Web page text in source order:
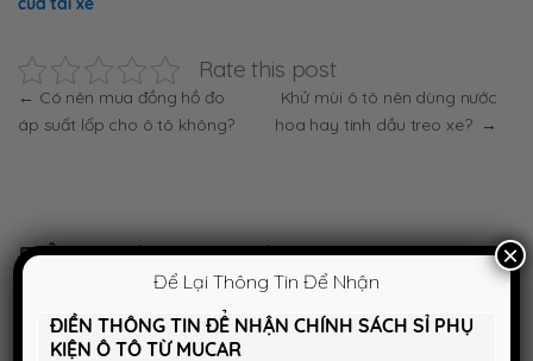
Rate this post
Điều
hướng
viết
← Có nên mua đồng hồ đo
áp suất lốp cho ô tô không?
Khử mùi ô tô nên dùng nước
hoa hay tinh dầu treo xe? →
Để lại một bình luận
Để Lại Thông Tin Để Nhận
ĐIỀN THÔNG TIN ĐỂ NHẬN CHÍNH SÁCH SỈ PHỤ
KIỆN Ô TÔ TỪ MUCAR
×